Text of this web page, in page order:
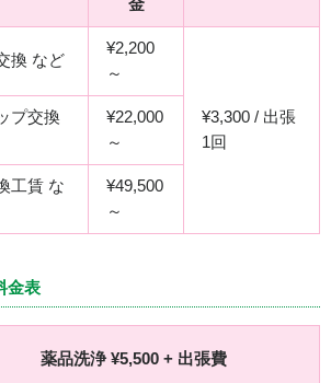
金
換 など
¥2,200
～
¥3,300 / 出張
1回
プ交換
¥22,000
～
工賃 な
¥49,500
～
金表
薬品洗浄 ¥5,500 + 出張費